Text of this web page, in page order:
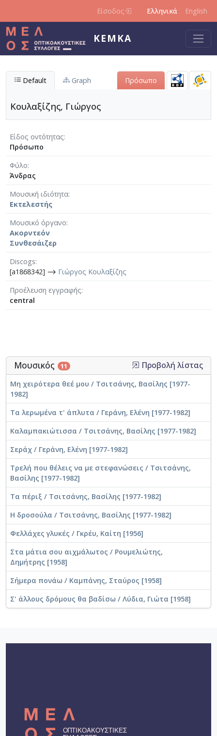
Είσοδος Ελληνικά English
ΚΕΜΚΑ
Default Graph Πρόσωπο
Κουλαξίζης, Γιώργος
Είδος οντότητας
Πρόσωπο
Φύλο
Άνδρας
Μουσική ιδιότητα
Εκτελεστής
Μουσικό όργανο
Ακορντεόν
Συνθεσάιζερ
Discogs
[a1868342] ⟶ Γιώργος Κουλαξίζης
Προέλευση εγγραφής
central
Μουσικός 11 Προβολή λίστας
Μη χειρότερα θεέ μου / Τσιτσάνης, Βασίλης [1977-
1982]
Τα λερωμένα τ' άπλυτα / Γεράνη, Ελένη [1977-1982]
Καλαμπακιώτισσα / Τσιτσάνης, Βασίλης [1977-1982]
Σεράχ / Γεράνη, Ελένη [1977-1982]
Τρελή που θέλεις να με στεφανώσεις / Τσιτσάνης,
Βασίλης [1977-1982]
Τα πέριξ / Τσιτσάνης, Βασίλης [1977-1982]
Η δροσούλα / Τσιτσάνης, Βασίλης [1977-1982]
Φελλάχες γλυκές / Γκρέυ, Καίτη [1956]
Στα μάτια σου αιχμάλωτος / Ρουμελιώτης,
Δημήτρης [1958]
Σήμερα πονάω / Καμπάνης, Σταύρος [1958]
Σ' άλλους δρόμους θα βαδίσω / Λύδια, Γιώτα [1958]